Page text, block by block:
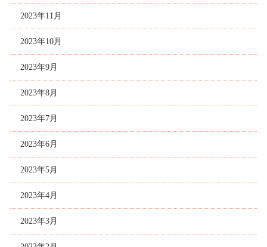
2023年11月
2023年10月
2023年9月
2023年8月
2023年7月
2023年6月
2023年5月
2023年4月
2023年3月